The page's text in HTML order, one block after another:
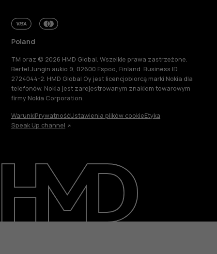
Informacje
Naprawa i recykling
Zrównoważony rozwój
Poland
TM oraz © 2026 HMD Global. Wszelkie prawa zastrzeżone.
Bertel Jungin aukio 9, 02600 Espoo, Finland. Business ID
2724044-2. HMD Global Oy jest licencjobiorcą marki Nokia dla
telefonów. Nokia jest zarejestrowanym znakiem towarowym
firmy Nokia Corporation.
WarunkiPrywatnośćUstawienia plików cookieEtyka
Speak Up channel